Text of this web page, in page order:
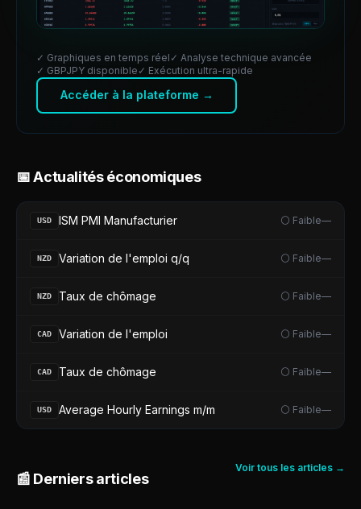
✓ Graphiques en temps réel ✓ Analyse technique avancée
✓ GBPJPY disponible ✓ Exécution ultra-rapide
Accéder à la plateforme →
📅 Actualités économiques
USD ISM PMI Manufacturier ⚪ Faible—
NZD Variation de l'emploi q/q ⚪ Faible—
NZD Taux de chômage ⚪ Faible—
CAD Variation de l'emploi ⚪ Faible—
CAD Taux de chômage ⚪ Faible—
USD Average Hourly Earnings m/m ⚪ Faible—
📰 Derniers articles
Voir tous les articles →